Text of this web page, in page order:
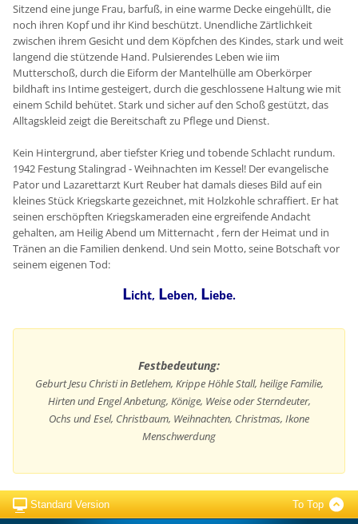
Sitzend eine junge Frau, barfuß, in eine warme Decke eingehüllt, die
noch ihren Kopf und ihr Kind beschützt. Unendliche Zärtlichkeit
zwischen ihrem Gesicht und dem Köpfchen des Kindes, stark und weit
langend die stützende Hand. Pulsierendes Leben wie iim
Mutterschoß, durch die Eiform der Mantelhülle am Oberkörper
bildhaft ins Intime gesteigert, durch die geschlossene Haltung wie mit
einem Schild behütet. Stark und sicher auf den Schoß gestützt, das
Alltagskleid zeigt die Bereitschaft zu Pflege und Dienst.
Kein Hintergrund, aber tiefster Krieg und tobende Schlacht rundum.
1942 Festung Stalingrad - Weihnachten im Kessel! Der evangelische
Pator und Lazarettarzt Kurt Reuber hat damals dieses Bild auf ein
kleines Stück Kriegskarte gezeichnet, mit Holzkohle schraffiert. Er hat
seinen erschöpften Kriegskameraden eine ergreifende Andacht
gehalten, am Heilig Abend um Mitternacht , fern der Heimat und in
Tränen an die Familien denkend. Und sein Motto, seine Botschaft vor
seinem eigenen Tod:
Licht, Leben, Liebe.
Festbedeutung:
Geburt Jesu Christi in Betlehem, Krippe Höhle Stall, heilige Familie,
Hirten und Engel Anbetung, Könige, Weise oder Sterndeuter,
Ochs und Esel, Christbaum, Weihnachten, Christmas, Ikone
Menschwerdung
Standard Version To Top